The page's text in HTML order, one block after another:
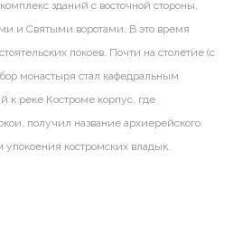
зданий с восточной стороны,
и Святыми воротами. В это время
покоев. Почти на столетие (с
монастыря стал кафедральным
к реке Костроме корпус, где
получил название архиерейского.
костромских владык.